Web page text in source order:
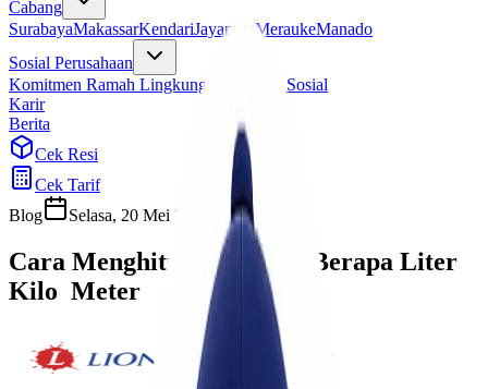
Cabang
SurabayaMakassarKendariJayapuraMeraukeManado
Sosial Perusahaan
Komitmen Ramah Lingkungan
Program Sosial
Karir
Berita
Cek Resi
Cek Tarif
Blog
Selasa, 20 Mei 2025 Sherly
Cara Menghitung 1 Kubik Berapa Liter
Kilo Meter